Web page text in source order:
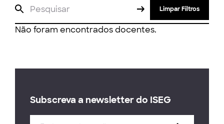
Limpar Filtros
Não foram encontrados docentes.
Subscreva a newsletter do ISEG